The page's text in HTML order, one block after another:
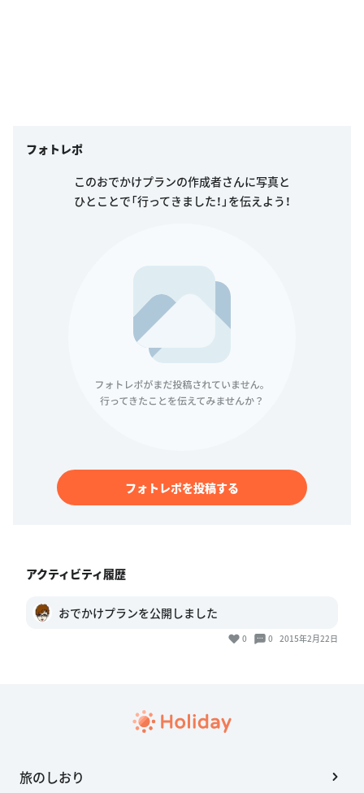
フォトレポ
このおでかけプランの作成者さんに写真と
ひとことで「行ってきました！」を伝えよう！
フォトレポを投稿する
アクティビティ履歴
おでかけプランを公開しました
0 0 2015年2月22日
旅のしおり